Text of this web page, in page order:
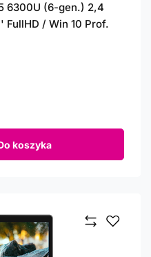
6300U (6-gen.) 2,4
FullHD / Win 10 Prof.
koszyka